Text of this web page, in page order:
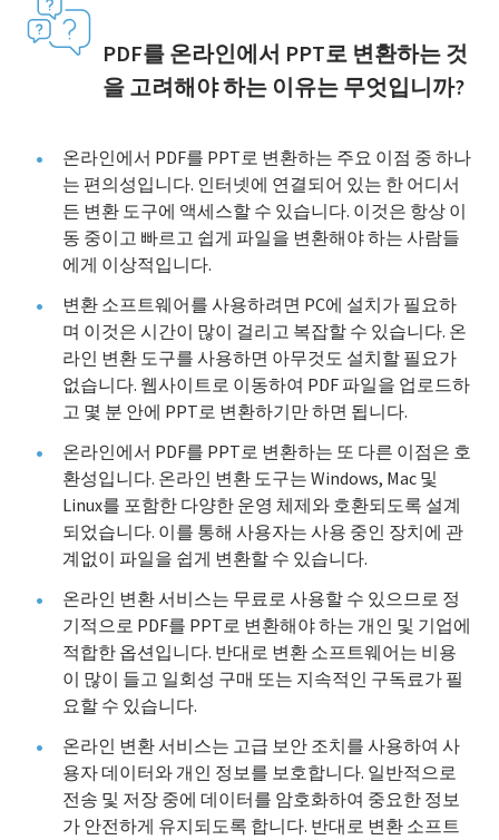
PDF를 온라인에서 PPT로 변환하는 것
을 고려해야 하는 이유는 무엇입니까?
온라인에서 PDF를 PPT로 변환하는 주요 이점 중 하나
는 편의성입니다. 인터넷에 연결되어 있는 한 어디서
든 변환 도구에 액세스할 수 있습니다. 이것은 항상 이
동 중이고 빠르고 쉽게 파일을 변환해야 하는 사람들
에게 이상적입니다.
변환 소프트웨어를 사용하려면 PC에 설치가 필요하
며 이것은 시간이 많이 걸리고 복잡할 수 있습니다. 온
라인 변환 도구를 사용하면 아무것도 설치할 필요가
없습니다. 웹사이트로 이동하여 PDF 파일을 업로드하
고 몇 분 안에 PPT로 변환하기만 하면 됩니다.
온라인에서 PDF를 PPT로 변환하는 또 다른 이점은 호
환성입니다. 온라인 변환 도구는 Windows, Mac 및
Linux를 포함한 다양한 운영 체제와 호환되도록 설계
되었습니다. 이를 통해 사용자는 사용 중인 장치에 관
계없이 파일을 쉽게 변환할 수 있습니다.
온라인 변환 서비스는 무료로 사용할 수 있으므로 정
기적으로 PDF를 PPT로 변환해야 하는 개인 및 기업에
적합한 옵션입니다. 반대로 변환 소프트웨어는 비용
이 많이 들고 일회성 구매 또는 지속적인 구독료가 필
요할 수 있습니다.
온라인 변환 서비스는 고급 보안 조치를 사용하여 사
용자 데이터와 개인 정보를 보호합니다. 일반적으로
전송 및 저장 중에 데이터를 암호화하여 중요한 정보
가 안전하게 유지되도록 합니다. 반대로 변환 소프트